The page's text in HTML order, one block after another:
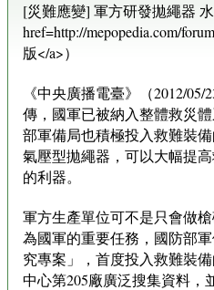
[災難應變] 軍方研發拋繩器
href=http://mepopedia.com/
版</a>）
《中央廣播電臺》（2012/
傳，國軍已被納入整體救災
部軍備局也積極投入救難裝
氣壓型拋繩器，可以大幅提
的利器。
軍方生產單位可不是只會做
為國軍的重要任務，國防部
究專案」，首度投入救難裝
中心第205廠廣泛搜集資料，